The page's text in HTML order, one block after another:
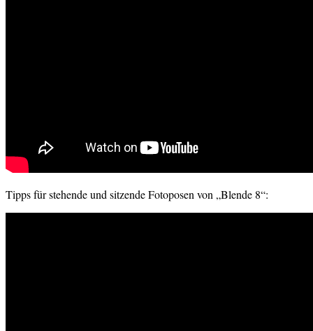
Tipps für stehende und sitzende Fotoposen von „Blende 8“: